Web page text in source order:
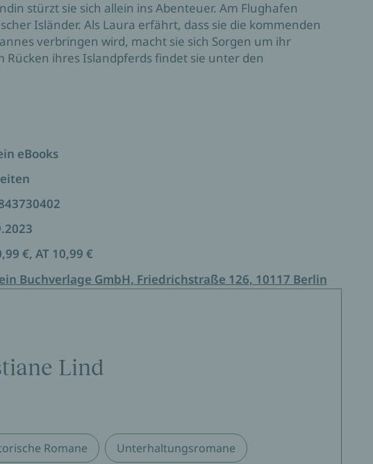
stürzt sie sich allein ins Abenteuer. Am Flughafen
Isländer. Als Laura erfährt, dass sie die kommenden
verbringen wird, macht sie sich Sorgen um ihr
Rücken ihres Islandpferds findet sie unter den
eBooks
€, AT 10,99 €
Buchverlage GmbH, Friedrichstraße 126, 10117 Berlin
Lind
Romane Unterhaltungsromane